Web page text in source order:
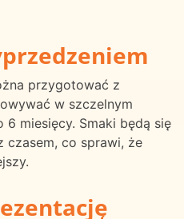
przygotować z
w szczelnym
miesięcy. Smaki będą się
czasem, co sprawi, że